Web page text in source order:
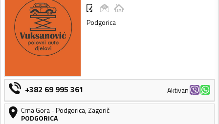
Podgorica
+382 69 995 361
Aktivan
Crna Gora-Podgorica,Zagorič
PODGORICA